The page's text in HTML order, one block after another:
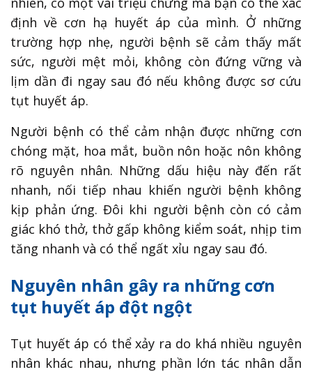
định về cơn hạ huyết áp của mình. Ở những
trường hợp nhẹ, người bệnh sẽ cảm thấy mất
sức, người mệt mỏi, không còn đứng vững và
lịm dần đi ngay sau đó nếu không được sơ cứu
tụt huyết áp.
Người bệnh có thể cảm nhận được những cơn
chóng mặt, hoa mắt, buồn nôn hoặc nôn không
rõ nguyên nhân. Những dấu hiệu này đến rất
nhanh, nối tiếp nhau khiến người bệnh không
kịp phản ứng. Đôi khi người bệnh còn có cảm
giác khó thở, thở gấp không kiểm soát, nhịp tim
tăng nhanh và có thể ngất xỉu ngay sau đó.
Nguyên nhân gây ra những cơn
tụt huyết áp đột ngột
Tụt huyết áp có thể xảy ra do khá nhiều nguyên
nhân khác nhau, nhưng phần lớn tác nhân dẫn